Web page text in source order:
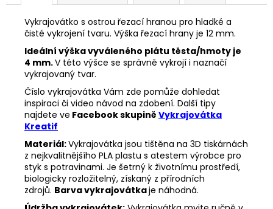
Vykrajovátko s ostrou řezací hranou pro hladké a
čisté vykrojení tvaru. Výška řezací hrany je 12 mm.
Ideální výška vyváleného plátu těsta/hmoty je
4 mm.V této výšce se správně vykrojí i naznačí
vykrajovaný tvar.
Číslo vykrajovátka Vám zde pomůže dohledat
inspiraci či video návod na zdobení. Další tipy
najdete ve Facebook skupině Vykrajovátka
Kreatif
Materiál:Vykrajovátka jsou tištěna na 3D tiskárnách
z nejkvalitnějšího PLA plastu s atestem výrobce pro
styk s potravinami. Je šetrný k životnímu prostředí,
biologicky rozložitelný, získaný z přírodních
zdrojů. Barva vykrajovátkaje náhodná.
Kč